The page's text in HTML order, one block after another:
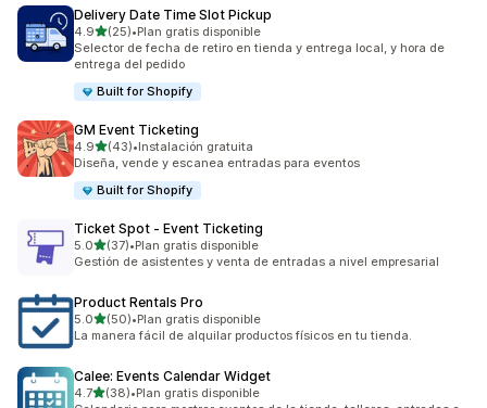
Delivery Date Time Slot Pickup
4.9de 5 estrellas
(25)
25 reseñas en total
•Plan gratis disponible
Selector de fecha de retiro en tienda y entrega local, y hora de
entrega del pedido
Built for Shopify
GM Event Ticketing
4.9de 5 estrellas
(43)
43 reseñas en total
•Instalación gratuita
Diseña, vende y escanea entradas para eventos
Built for Shopify
Ticket Spot ‑ Event Ticketing
5.0de 5 estrellas
(37)
37 reseñas en total
•Plan gratis disponible
Gestión de asistentes y venta de entradas a nivel empresarial
Product Rentals Pro
5.0de 5 estrellas
(50)
50 reseñas en total
•Plan gratis disponible
La manera fácil de alquilar productos físicos en tu tienda.
Calee: Events Calendar Widget
4.7de 5 estrellas
(38)
38 reseñas en total
•Plan gratis disponible